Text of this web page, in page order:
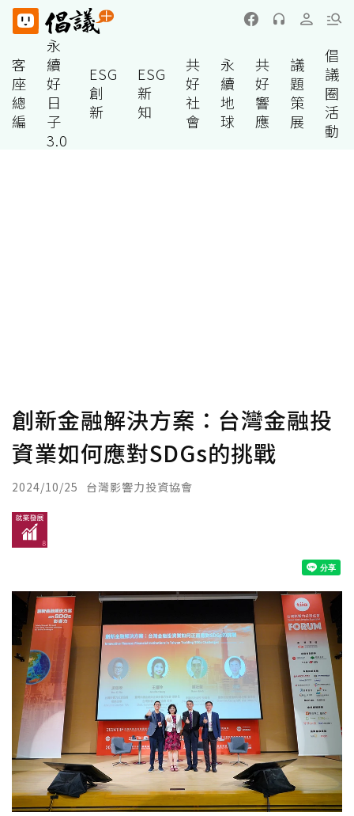
客
座
總
編
永
續
好
日
子
3.0
ESG
創
新
ESG
新
知
共
好
社
會
永
續
地
球
共
好
響
應
議
題
策
展
倡
議
圈
活
動
創新金融解決方案：台灣金融投
資業如何應對SDGs的挑戰
2024/10/25 台灣影響力投資協會